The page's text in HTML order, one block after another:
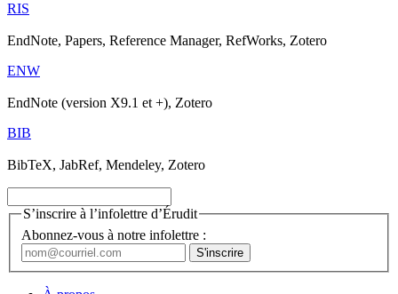
RIS
EndNote, Papers, Reference Manager, RefWorks, Zotero
ENW
EndNote (version X9.1 et +), Zotero
BIB
BibTeX, JabRef, Mendeley, Zotero
S’inscrire à l’infolettre d’Érudit
Abonnez-vous à notre infolettre :